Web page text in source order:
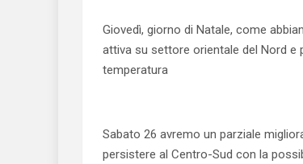
Giovedì, giorno di Natale, come
attiva su settore orientale del Nord e
temperatura
Sabato 26 avremo un parziale
persistere al Centro-Sud con la